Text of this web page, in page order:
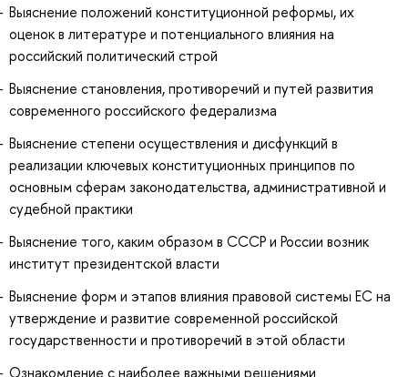
Выяснение положений конституционной реформы, их
оценок в литературе и потенциального влияния на
российский политический строй
Выяснение становления, противоречий и путей развития
современного российского федерализма
Выяснение степени осуществления и дисфункций в
реализации ключевых конституционных принципов по
основным сферам законодательства, административной и
судебной практики
Выяснение того, каким образом в СССР и России возник
институт президентской власти
Выяснение форм и этапов влияния правовой системы ЕС на
утверждение и развитие современной российской
государственности и противоречий в этой области
Ознакомление с наиболее важными решениями